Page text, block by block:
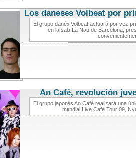
Los daneses Volbeat por
El grupo danés Volbeat actuará por vez
en la sala La Nau de Barcelona,
An Café, revolución
El grupo japonés An Café realizará una
mundial Live Café Tour 09,